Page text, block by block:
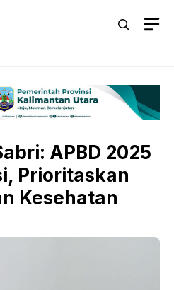
APBD 2025
Prioritaskan
Kesehatan